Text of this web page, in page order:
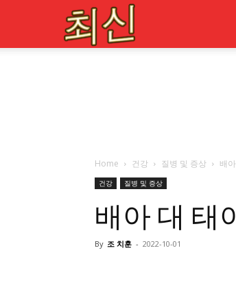
Home 건강 질병 및 증상 배
건강 질병 및 증상
배아 대 태
By 조 치훈 - 2022-10-01